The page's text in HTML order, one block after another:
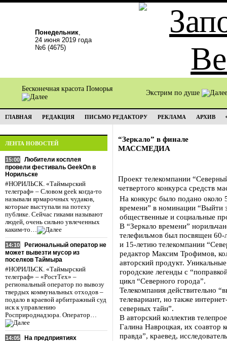
Понедельник,
24 июня 2019 года
№6 (4675)
Бесконечная красота Поморья
Экстрим по душе
ГЛАВНАЯ РЕДАКЦИЯ ПИСЬМО РЕДАКТОРУ РЕКЛАМА АРХИВ
ЛЕНТА НОВОСТЕЙ
15:00
Любители косплея
провели фестиваль GeekOn в
Норильске
#НОРИЛЬСК. «Таймырский
телеграф» – Словом geek когда-то
называли ярмарочных чудаков,
которые выступали на потеху
публике. Сейчас гиками называют
людей, очень сильно увлеченных
каким-то…
14:10
Региональный оператор не
может вывезти мусор из
поселков Таймыра
#НОРИЛЬСК. «Таймырский
телеграф» – «РостТех» –
региональный оператор по вывозу
твердых коммунальных отходов –
подало в краевой арбитражный суд
иск к управлению
Росприроднадзора. Оператор…
14:05
На предприятиях
“Зеркало” в финале
МАССМЕДИА
Проект телекомпании
четвертого конкурса средств
На конкурс было подано около
времени” в номинации “Выйти
общественные и социальные
В “Зеркало времени”
телефильмов был посвящен 60-
и 15-летию телекомпании
редактор Максим Трофимов,
авторский продукт.
городские легенды с
цикл “Северного города”.
Телекомпания действительно
телевариант, но также
северных тайн”.
В авторский коллектив
Галина Навроцкая, их соавтор
правда”, краевед,